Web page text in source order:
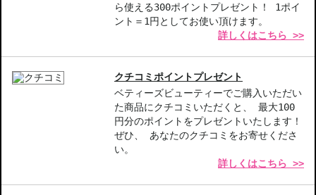
たような、特別なオーラと存在感を放ち見た目の印象まで洗練させ
る、目元のための新ファッションアイテムの誕生です。
【ギフト好適品】
【商品の特徴】
ダイヤモンドのような輝き-目を引く煌めきを持ち、魅力的な印象
スキンケア発想のクリーミィなテクスチャー-見た目の美しさはも
ちろん、肌にも優しく密着します。
長時間持続-一度のメイクで、その美しさを長時間キープ。日常使
ら使える300ポイントプレゼント！ 1ポイ
ント＝1円としてお使い頂けます。
詳しくはこちら >>
クチコミポイントプレゼント
ベティーズビューティーでご購入いただい
た商品にクチコミいただくと、 最大100
円分のポイントをプレゼントいたします！
ぜひ、 あなたのクチコミをお寄せくださ
い。
詳しくはこちら >>